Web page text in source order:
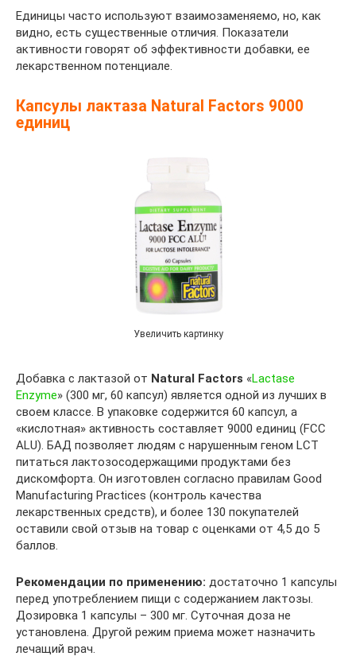
Единицы часто используют взаимозаменяемо, но, как
видно, есть существенные отличия. Показатели
активности говорят об эффективности добавки, ее
лекарственном потенциале.
Капсулы лактаза Natural Factors 9000
единиц
Увеличить картинку
Добавка с лактазой от Natural Factors «Lactase
Enzyme» (300 мг, 60 капсул) является одной из лучших в
своем классе. В упаковке содержится 60 капсул, а
«кислотная» активность составляет 9000 единиц (FCC
ALU). БАД позволяет людям с нарушенным геном LCT
питаться лактозосодержащими продуктами без
дискомфорта. Он изготовлен согласно правилам Good
Manufacturing Practices (контроль качества
лекарственных средств), и более 130 покупателей
оставили свой отзыв на товар с оценками от 4,5 до 5
баллов.
Рекомендации по применению: достаточно 1 капсулы
перед употреблением пищи с содержанием лактозы.
Дозировка 1 капсулы – 300 мг. Суточная доза не
установлена. Другой режим приема может назначить
лечащий врач.